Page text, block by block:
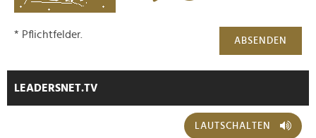
ABSENDEN
* Pflichtfelder.
LEADERSNET.TV
LAUTSCHALTEN